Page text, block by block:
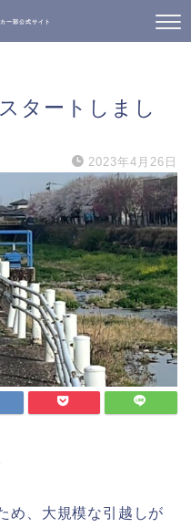
ー部公式サイト
タートしまし
2023年4月26日
め、大規模な引越しが